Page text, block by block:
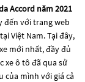
Accord năm 2021
đến với trang web
Việt Nam. Tại đây,
mới nhất, đầy đủ
xe ô tô đã qua sử
của mình với giá cả